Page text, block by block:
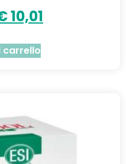
10,01
carrello